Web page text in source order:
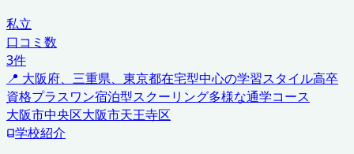
私立
口コミ数
3件
📍 大阪府、三重県、東京都在宅型中心の学習スタイル高卒
資格プラスワン宿泊型スクーリング多様な通学コース
大阪市中央区大阪市天王寺区
学校紹介